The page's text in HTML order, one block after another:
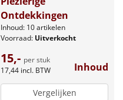
Ontdekkingen
Inhoud: 10 artikelen
Voorraad: Uitverkocht
15,- per stuk
17,44 incl. BTW Inhoud
Vergelijken